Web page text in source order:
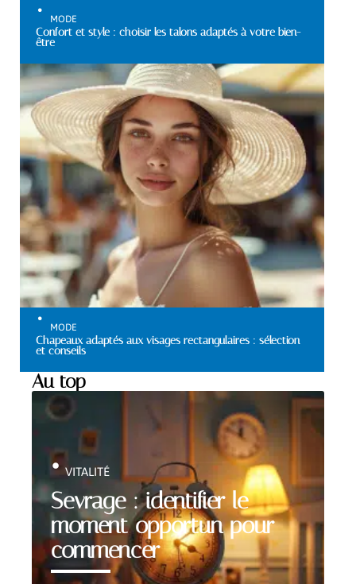
MODE
Confort et style : choisir les talons adaptés à votre bien-
être
MODE
Chapeaux adaptés aux visages rectangulaires : sélection
et conseils
Au top
Sevrage : identifier le
moment opportun pour
commencer
VITALITÉ